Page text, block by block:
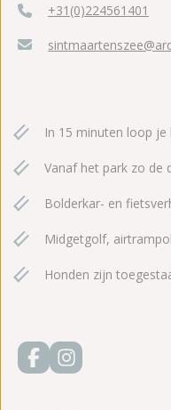
+31(0)224561401
In 15 minuten loop
Vanaf het park zo de
Bolderkar- en
Midgetgolf,
Honden zijn